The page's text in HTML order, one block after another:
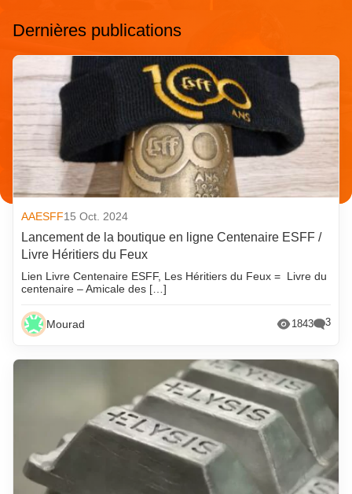
Dernières publications
AAESFF15 Oct. 2024
Lancement de la boutique en ligne Centenaire ESFF /
Livre Héritiers du Feux
Lien Livre Centenaire ESFF, Les Héritiers du Feux = Livre du
centenaire – Amicale des […]
Mourad 1843 3